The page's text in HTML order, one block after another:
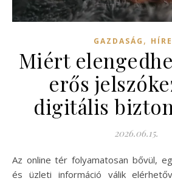
GAZDASÁG ,
Miért
erős
digitális
2026.06.15.
Az online tér folyamatosan bővül, egyre több személyes
és üzleti információ válik